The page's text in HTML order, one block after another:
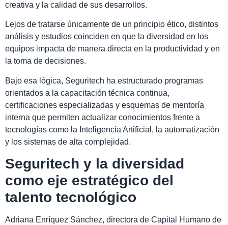
creativa y la calidad de sus desarrollos.
Lejos de tratarse únicamente de un principio ético, distintos
análisis y estudios coinciden en que la diversidad en los
equipos impacta de manera directa en la productividad y en
la toma de decisiones.
Bajo esa lógica, Seguritech ha estructurado programas
orientados a la capacitación técnica continua,
certificaciones especializadas y esquemas de mentoría
interna que permiten actualizar conocimientos frente a
tecnologías como la Inteligencia Artificial, la automatización
y los sistemas de alta complejidad.
Seguritech y la diversidad
como eje estratégico del
talento tecnológico
Adriana Enríquez Sánchez, directora de Capital Humano de